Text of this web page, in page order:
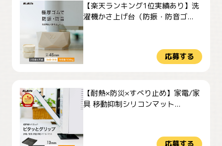
【楽天ランキング1位実績あり】洗
濯機かさ上げ台（防振・防音ゴ...
応募する
【耐熱×防災×すべり止め】家電/家
具 移動抑制シリコンマット...
応募する